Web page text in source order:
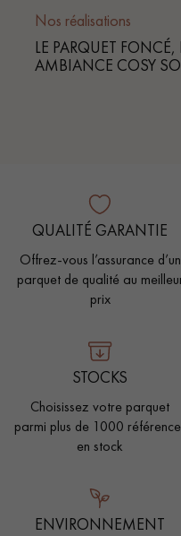
Nos réalisations
LE PARQUET FONCÉ,
AMBIANCE COSY
QUALITÉ GARANTIE
Offrez-vous l’assurance d’un
parquet de qualité au
prix
STOCKS
Choisissez votre parquet
parmi plus de 1000
en stock
ENVIRONNEMENT